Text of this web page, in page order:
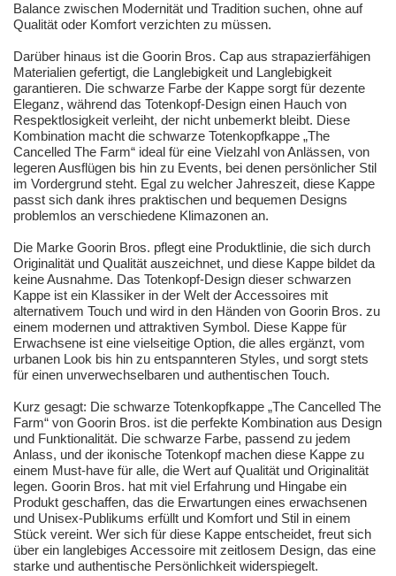
Balance zwischen Modernität und Tradition suchen, ohne auf
Qualität oder Komfort verzichten zu müssen.
Darüber hinaus ist die Goorin Bros. Cap aus strapazierfähigen
Materialien gefertigt, die Langlebigkeit und Langlebigkeit
garantieren. Die schwarze Farbe der Kappe sorgt für dezente
Eleganz, während das Totenkopf-Design einen Hauch von
Respektlosigkeit verleiht, der nicht unbemerkt bleibt. Diese
Kombination macht die schwarze Totenkopfkappe „The
Cancelled The Farm“ ideal für eine Vielzahl von Anlässen, von
legeren Ausflügen bis hin zu Events, bei denen persönlicher Stil
im Vordergrund steht. Egal zu welcher Jahreszeit, diese Kappe
passt sich dank ihres praktischen und bequemen Designs
problemlos an verschiedene Klimazonen an.
Die Marke Goorin Bros. pflegt eine Produktlinie, die sich durch
Originalität und Qualität auszeichnet, und diese Kappe bildet da
keine Ausnahme. Das Totenkopf-Design dieser schwarzen
Kappe ist ein Klassiker in der Welt der Accessoires mit
alternativem Touch und wird in den Händen von Goorin Bros. zu
einem modernen und attraktiven Symbol. Diese Kappe für
Erwachsene ist eine vielseitige Option, die alles ergänzt, vom
urbanen Look bis hin zu entspannteren Styles, und sorgt stets
für einen unverwechselbaren und authentischen Touch.
Kurz gesagt: Die schwarze Totenkopfkappe „The Cancelled The
Farm“ von Goorin Bros. ist die perfekte Kombination aus Design
und Funktionalität. Die schwarze Farbe, passend zu jedem
Anlass, und der ikonische Totenkopf machen diese Kappe zu
einem Must-have für alle, die Wert auf Qualität und Originalität
legen. Goorin Bros. hat mit viel Erfahrung und Hingabe ein
Produkt geschaffen, das die Erwartungen eines erwachsenen
und Unisex-Publikums erfüllt und Komfort und Stil in einem
Stück vereint. Wer sich für diese Kappe entscheidet, freut sich
über ein langlebiges Accessoire mit zeitlosem Design, das eine
starke und authentische Persönlichkeit widerspiegelt.